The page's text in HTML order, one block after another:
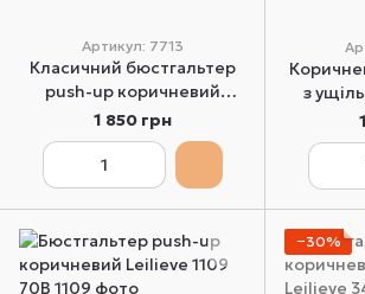
Артикул: 7713
Класичний бюстгальтер
push-up коричневий
Leilieve 7713 70B
1 850 грн
з
−30%